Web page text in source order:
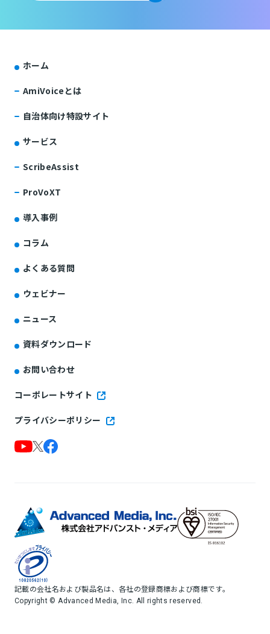
ホーム
AmiVoiceとは
自治体向け特設サイト
サービス
ScribeAssist
ProVoXT
導入事例
コラム
よくある質問
ウェビナー
ニュース
資料ダウンロード
お問い合わせ
コーポレートサイト
プライバシーポリシー
記載の会社名および製品名は、各社の登録商標および商標です。
Copyright © Advanced Media, Inc. All rights reserved.